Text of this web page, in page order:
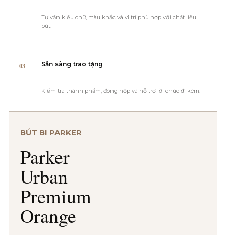
Tư vấn kiểu chữ, màu khắc và vị trí phù hợp với chất liệu
bút.
03 Sẵn sàng trao tặng
Kiểm tra thành phẩm, đóng hộp và hỗ trợ lời chúc đi kèm.
BÚT BI PARKER
Parker
Urban
Premium
Orange